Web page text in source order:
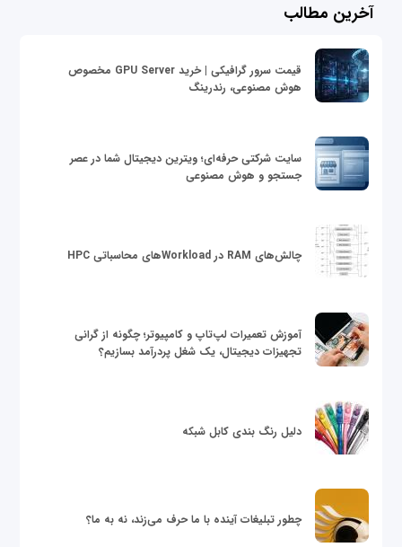
آخرین مطالب
قیمت سرور گرافیکی | خرید GPU Server مخصوص
هوش مصنوعی، رندرینگ
سایت شرکتی حرفه‌ای؛ ویترین دیجیتال شما در عصر
جستجو و هوش مصنوعی
چالش‌های RAM در Workloadهای محاسباتی HPC
آموزش تعمیرات لپ‌تاپ و کامپیوتر؛ چگونه از گرانی
تجهیزات دیجیتال، یک شغل پردرآمد بسازیم؟
دلیل رنگ بندی کابل شبکه
چطور تبلیغات آینده با ما حرف می‌زند، نه به ما؟